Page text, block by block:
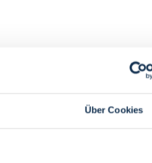
Über Cookies